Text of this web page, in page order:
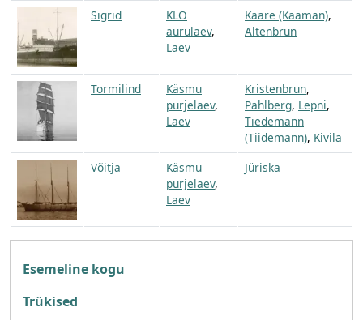
Sigrid
KLO
aurulaev,
Laev
Kaare (Kaaman),
Altenbrun
Tormilind
Käsmu
purjelaev,
Laev
Kristenbrun,
Pahlberg, Lepni,
Tiedemann
(Tiidemann), Kivila
Võitja
Käsmu
purjelaev,
Laev
Jüriska
Fotoarhiiv
Esemeline kogu
Trükised